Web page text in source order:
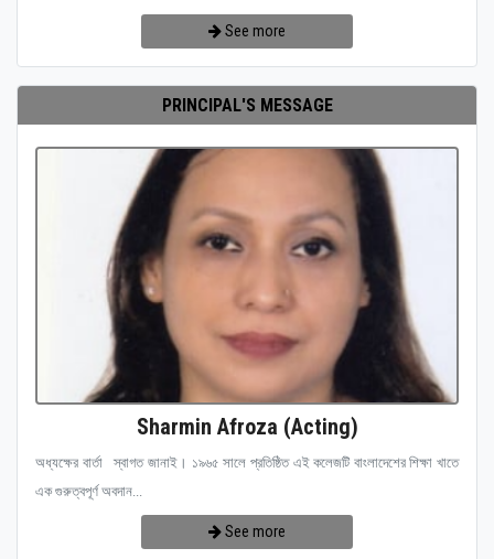
See more
PRINCIPAL'S MESSAGE
Sharmin Afroza (Acting)
অধ্যক্ষের বার্তা স্বাগত জানাই। ১৯৬৫ সালে প্রতিষ্ঠিত এই কলেজটি বাংলাদেশের শিক্ষা খাতে
এক গুরুত্বপূর্ণ অবদান...
See more